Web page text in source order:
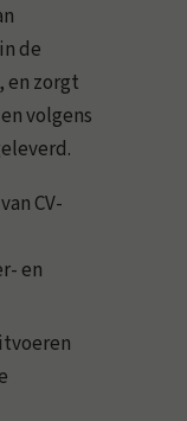
de
en zorgt
volgens
CV-
en